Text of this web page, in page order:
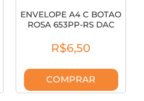
ENVELOPE A4 C BOTAO
ROSA 653PP-RS DAC
R$6,50
COMPRAR